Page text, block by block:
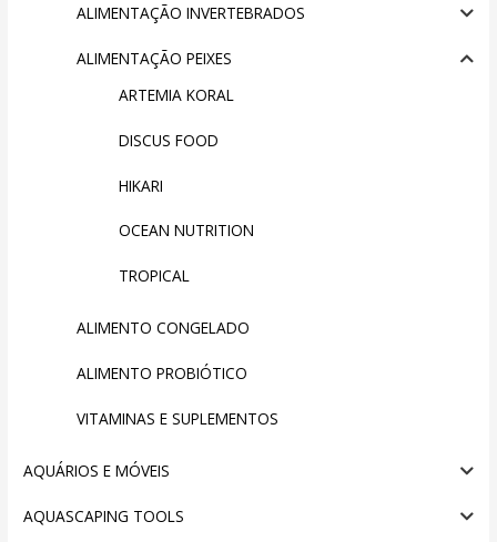
ALIMENTAÇÃO INVERTEBRADOS
ALIMENTAÇÃO PEIXES
ARTEMIA KORAL
DISCUS FOOD
HIKARI
OCEAN NUTRITION
TROPICAL
ALIMENTO CONGELADO
ALIMENTO PROBIÓTICO
VITAMINAS E SUPLEMENTOS
AQUÁRIOS E MÓVEIS
AQUASCAPING TOOLS